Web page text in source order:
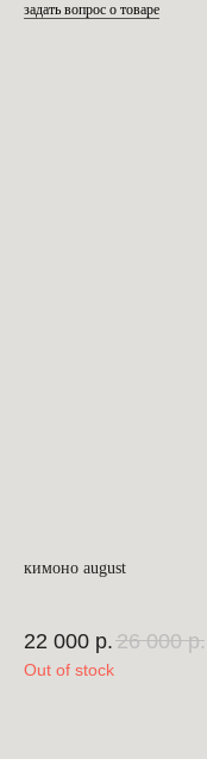
задать вопрос о товаре
кимоно august
22 000 р. 26 000 р.
Out of stock